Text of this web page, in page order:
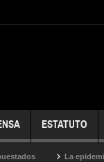
ESTATUTO
La epidemia